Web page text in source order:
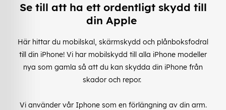
Se till att ha ett ordentligt skydd till
din Apple
Här hittar du mobilskal, skärmskydd och plånboksfodral
till din iPhone! Vi har mobilskydd till alla iPhone modeller
nya som gamla så att du kan skydda din iPhone från
skador och repor.
Vi använder vår Iphone som en förlängning av din arm.